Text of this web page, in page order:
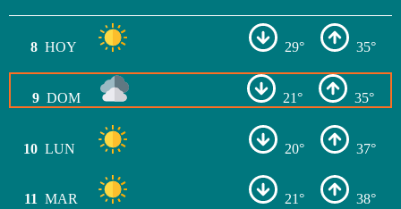
8 HOY 29° 35°
9 DOM 21° 35°
10 LUN 20° 37°
11 MAR 21° 38°